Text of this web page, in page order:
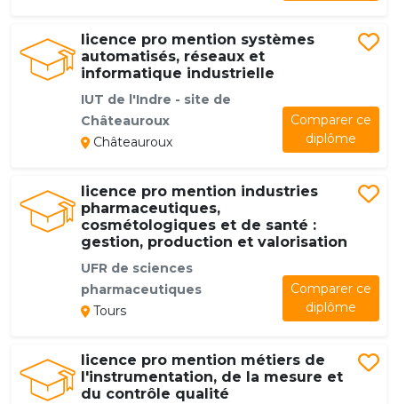
licence pro mention systèmes
automatisés, réseaux et
informatique industrielle
IUT de l'Indre - site de
Châteauroux
Châteauroux
Comparer ce
diplôme
licence pro mention industries
pharmaceutiques,
cosmétologiques et de santé :
gestion, production et valorisation
UFR de sciences
pharmaceutiques
Tours
Comparer ce
diplôme
licence pro mention métiers de
l'instrumentation, de la mesure et
du contrôle qualité